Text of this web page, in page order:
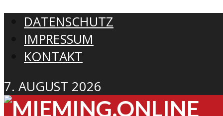
DATENSCHUTZ
IMPRESSUM
KONTAKT
7. AUGUST 2026